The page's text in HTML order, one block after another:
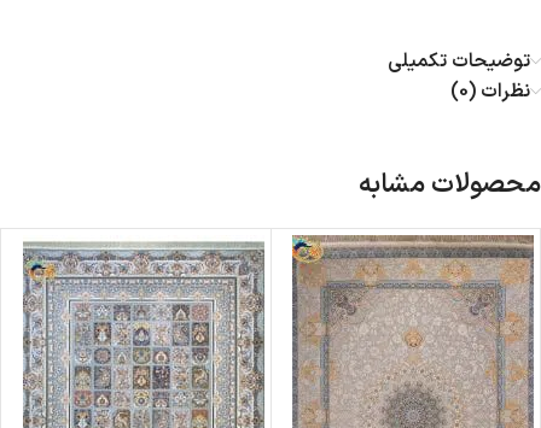
توضیحات تکمیلی
نظرات (0)
محصولات مشابه